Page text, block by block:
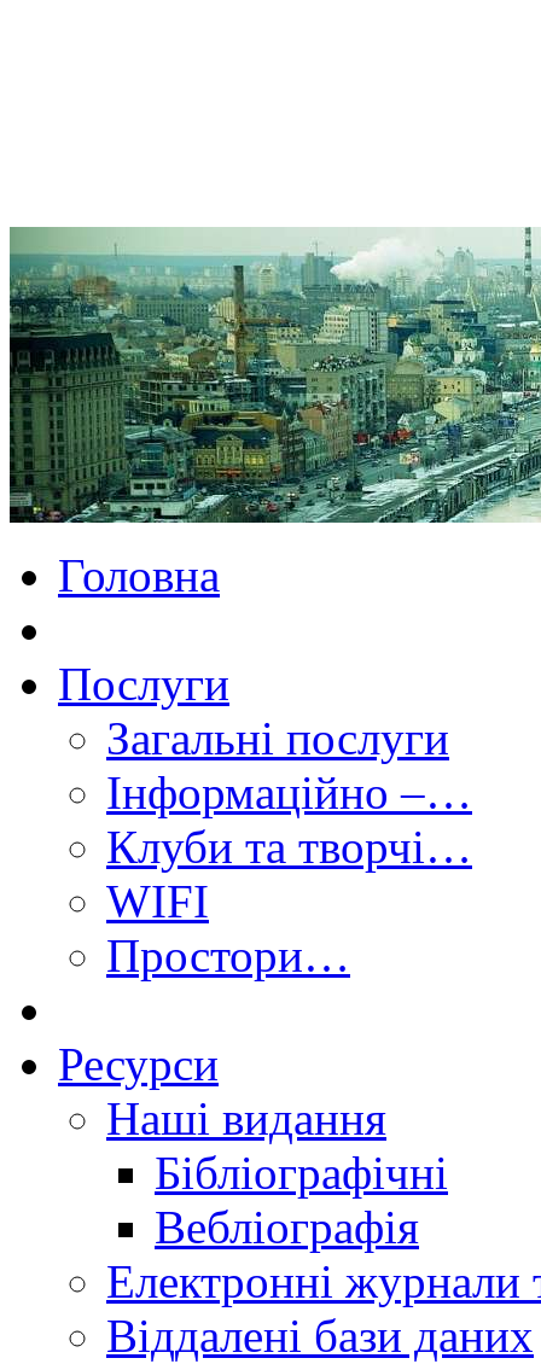
Головна
Послуги
Загальні послуги
Інформаційно –…
Клуби та творчі…
WIFI
Простори…
Ресурси
Наші видання
Бібліографічні
Вебліографія
Електронні
Віддалені бази даних